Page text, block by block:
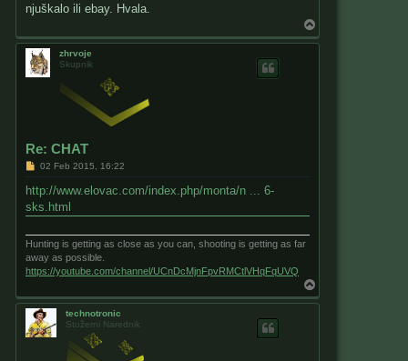
njuškalo ili ebay. Hvala.
o
p
zhrvoje
Skupnik
Re: CHAT
P
s
t
02 Feb 2015, 16:22
http://www.elovac.com/index.php/monta/n ... 6-
sks.html
Hunting is getting as close as you can, shooting is getting as far
away as possible.
https://youtube.com/channel/UCnDcMjnFpvRMCtlVHqFqUVQ
o
p
technotronic
Stožerni Narednik